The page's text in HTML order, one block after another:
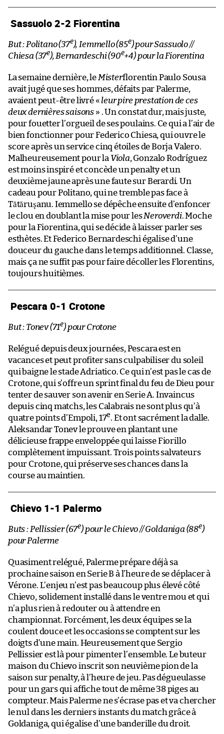
Sassuolo 2-2 Fiorentina
But : Politano (37e), Iemmello (85e) pour Sassuolo //
Chiesa (37e), Bernardeschi (90e+4) pour la Fiorentina
La semaine dernière, leMisterflorentin Paulo Sousa
avait jugé que ses hommes, défaits par Palerme,
avaient peut-être livré «leur pire prestation de ces
deux dernières saisons » . Un constat dur, mais juste,
pour fouetter l’orgueil de ses poulains. Ce qui a l’air de
bien fonctionner pour Federico Chiesa, qui ouvre le
score après un service cinq étoiles de Borja Valero.
Malheureusement pour la Viola, Gonzalo Rodríguez
est moins inspiré et concède un penalty et un
deuxième jaune après une faute sur Berardi. Un
cadeau pour Politano, qui ne tremble pas face à
Tătăruşanu. Iemmello se dépêche ensuite d’enfoncer
le clou en doublant la mise pour lesNeroverdi. Moche
pour la Fiorentina, qui se décide à laisser parler ses
esthètes. Et Federico Bernardeschi égalise d’une
douceur du gauche dans le temps additionnel. Classe,
mais ça ne suffit pas pour faire décoller les Florentins,
toujours huitièmes.
Pescara 0-1 Crotone
But : Tonev (71e) pour Crotone
Relégué depuis deux journées, Pescara est en
vacances et peut profiter sans culpabiliser du soleil
qui baigne le stade Adriatico. Ce qui n’est pas le cas de
Crotone, qui s’offre un sprint final du feu de Dieu pour
tenter de sauver son avenir en Serie A. Invaincus
depuis cinq matchs, les Calabrais ne sont plus qu’à
quatre points d’Empoli, 17e. Et ont sacrément la dalle.
Aleksandar Tonev le prouve en plantant une
délicieuse frappe enveloppée qui laisse Fiorillo
complètement impuissant. Trois points salvateurs
pour Crotone, qui préserve ses chances dans la
course au maintien.
Chievo 1-1 Palermo
Buts : Pellissier (67e) pour le Chievo // Goldaniga (88e)
pour Palerme
Quasiment relégué, Palerme prépare déjà sa
prochaine saison en Serie B à l’heure de se déplacer à
Vérone. L’enjeu n’est pas beaucoup plus élevé côté
Chievo, solidement installé dans le ventre mou et qui
n’a plus rien à redouter ou à attendre en
championnat. Forcément, les deux équipes se la
coulent douce et les occasions se comptent sur les
doigts d’une main. Heureusement que Sergio
Pellissier est là pour pimenter l’ensemble. Le buteur
maison du Chievo inscrit son neuvième pion de la
saison sur penalty, à l’heure de jeu. Pas dégueulasse
pour un gars qui affiche tout de même 38 piges au
compteur. Mais Palerme ne s’écrase pas et va chercher
le nul dans les derniers instants du match grâce à
Goldaniga, qui égalise d’une banderille du droit.